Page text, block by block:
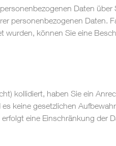
Daten
personenbezogenen Daten.
können Sie eine
kollidiert, haben Sie ein
keine gesetzlichen
eine Einschränkung der